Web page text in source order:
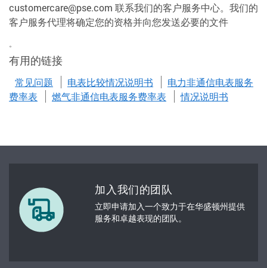
customercare@pse.com 联系我们的客户服务中心。我们的
客户服务代理将确定您的资格并向您发送必要的文件
。
有用的链接
常见问题 电表比较情况说明书
电力非通信电表服务
费率表
燃气非通信电表服务费率表 情况说明书
加入我们的团队
立即申请加入一个致力于在华盛顿州提供
服务和卓越表现的团队。